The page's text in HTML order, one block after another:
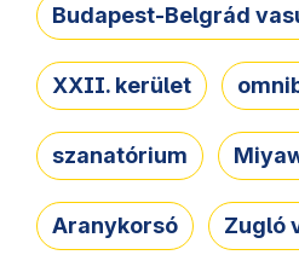
Budapest-Belgrád
XXII. kerület
szanatórium
Aranykorsó Zugló